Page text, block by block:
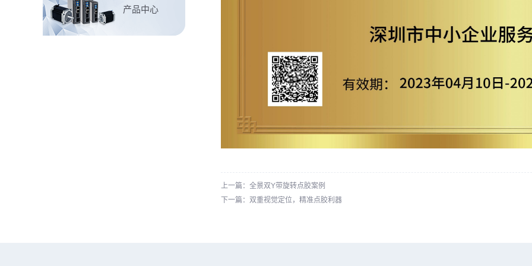
产品中心
上一篇：全景双Y带旋转点胶案例
下一篇：双重视觉定位，精准点胶利器